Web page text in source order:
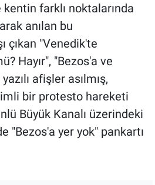
farklı noktalarında
anılan bu
çıkan "Venedik'te
Hayır", "Bezos'a ve
afişler asılmış,
bir protesto hareketi
Büyük Kanalı üzerindeki
"Bezos'a yer yok" pankartı